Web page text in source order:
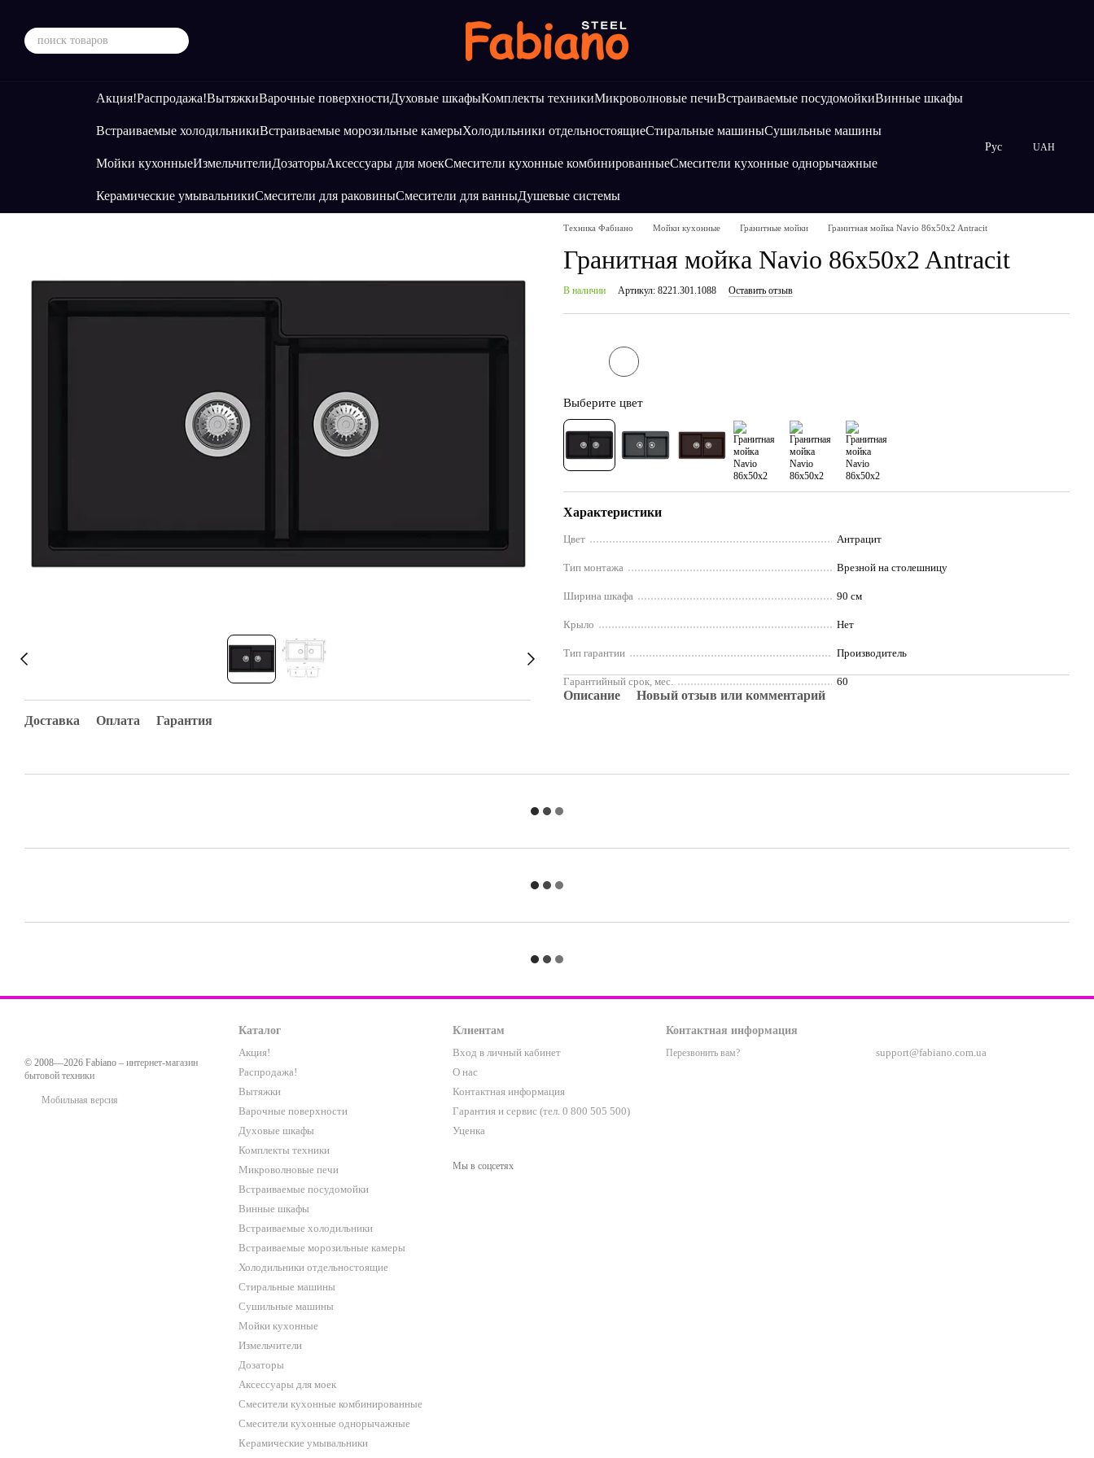
Акция!Распродажа!ВытяжкиВарочные поверхностиДуховые шкафыКомплекты техникиМикроволновые печиВстраиваемые посудомойкиВинные шкафы
Встраиваемые холодильникиВстраиваемые морозильные камерыХолодильники отдельностоящиеСтиральные машиныСушильные машины
Мойки кухонныеИзмельчителиДозаторыАксессуары для моекСмесители кухонные комбинированныеСмесители кухонные однорычажные
Керамические умывальникиСмесители для раковиныСмесители для ванныДушевые системы
Рус UAH
Доставка Оплата Гарантия
Техника Фабиано Мойки кухонные Гранитные мойки Гранитная мойка Navio 86x50x2 Antracit
Гранитная мойка Navio 86x50x2 Antracit
В наличии Артикул: 8221.301.1088 Оставить отзыв
Выберите цвет
Характеристики
Цвет Антрацит
Тип монтажа Врезной на столешницу
Ширина шкафа 90 см
Крыло Нет
Тип гарантии Производитель
Гарантийный срок, мес. 60
Описание Новый отзыв или комментарий
© 2008—2026 Fabiano – интернет-магазин
бытовой техники
Мобильная версия
Каталог
Акция!
Распродажа!
Вытяжки
Варочные поверхности
Духовые шкафы
Комплекты техники
Микроволновые печи
Встраиваемые посудомойки
Винные шкафы
Встраиваемые холодильники
Встраиваемые морозильные камеры
Холодильники отдельностоящие
Стиральные машины
Сушильные машины
Мойки кухонные
Измельчители
Дозаторы
Аксессуары для моек
Смесители кухонные комбинированные
Смесители кухонные однорычажные
Керамические умывальники
Клиентам
Вход в личный кабинет
О нас
Контактная информация
Гарантия и сервис (тел. 0 800 505 500)
Уценка
Мы в соцсетях
Контактная информация
Перезвонить вам? support@fabiano.com.ua